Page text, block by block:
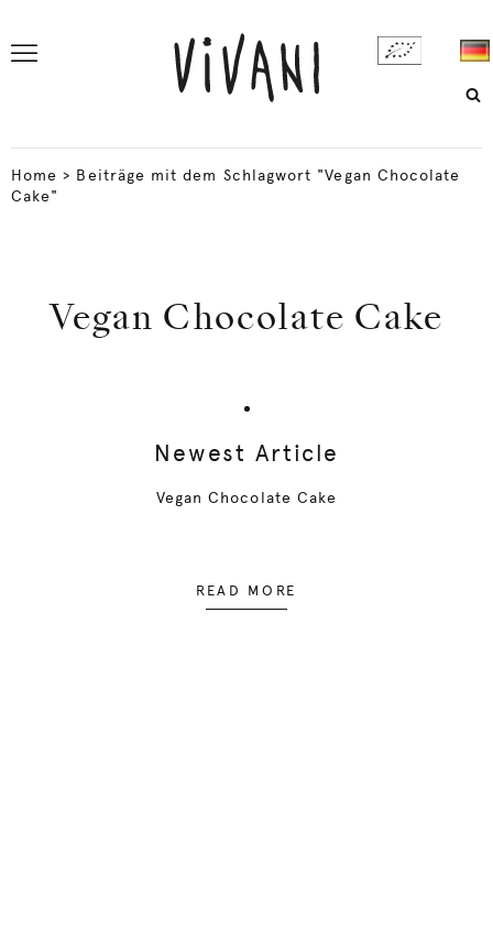
Home > Beiträge mit dem Schlagwort "Vegan Chocolate
Cake"
Vegan Chocolate Cake
Newest Article
Vegan Chocolate Cake
READ MORE